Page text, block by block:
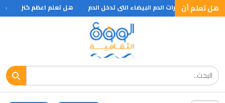
هل تعلم أن
عن بعض كرات الدم البيضاء التى تدخل الدم هل تعلم اعظم كنز